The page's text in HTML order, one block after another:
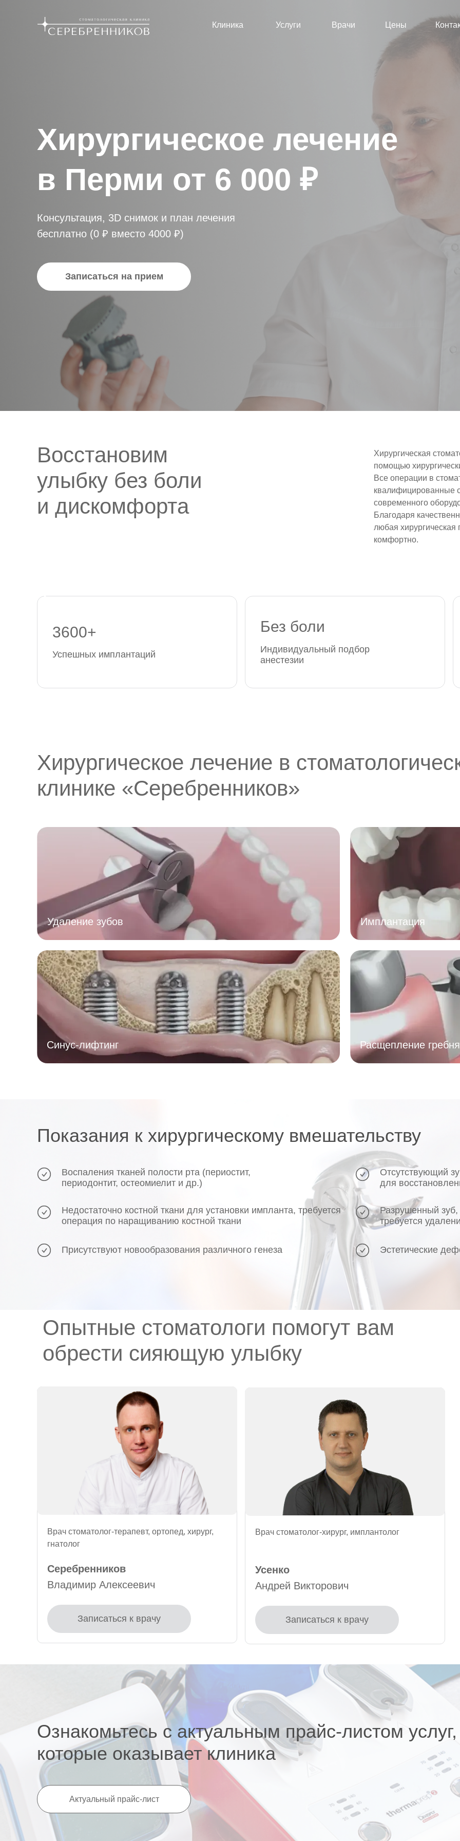
Цены
Врачи
Услуги
Клиника
Хирургическое лечение
в Перми от 6 000 ₽
Консультация, 3D снимок и план лечения
бесплатно (0 ₽ вместо 4000 ₽)
Записаться на прием
Хирургическая
помощью
Все операции в
квалифицированные
современного
Благодаря
любая хирургическая
комфортно.
Восстановим
улыбку без боли
и дискомфорта
Индивидуальный подбор
анестезии
Без боли
Успешных имплантаций
3600+
Хирургическое лечение в
клинике «Серебренников»
Имплантация
Расщепление гребня
Синус-лифтинг
Удаление зубов
Показания к хирургическому вмешательству
Эстетические
Разрушенный зуб,
требуется
Отсутствующий
для
Присутствуют новообразования различного генеза
Недостаточно костной ткани для установки импланта, требуется
операция по наращиванию костной ткани
Воспаления тканей полости рта (периостит,
периодонтит, остеомиелит и др.)
Опытные стоматологи помогут вам
обрести сияющую улыбку
Записаться к врачу
Усенко
Андрей Викторович
Врач стоматолог-хирург, имплантолог
Записаться к врачу
Серебренников
Владимир Алексеевич
Врач стоматолог-терапевт, ортопед, хирург,
гнатолог
Ознакомьтесь с актуальным прайс-листом услуг,
которые оказывает клиника
Актуальный прайс-лист